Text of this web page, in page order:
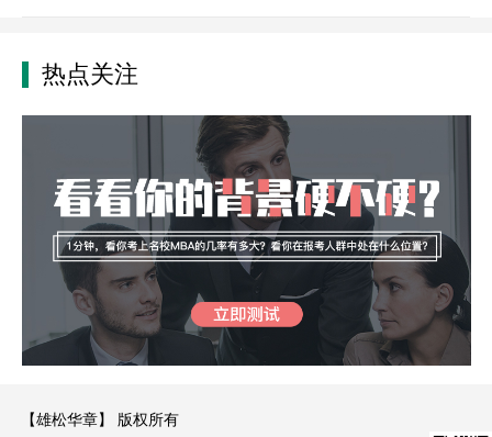
热点关注
【雄松华章】 版权所有